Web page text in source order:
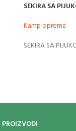
SEKIRA SA
Kamp oprema
SEKIRA SA